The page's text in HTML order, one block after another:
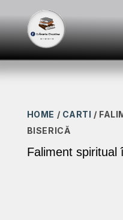
HOME / CARTI /
BISERICĂ
Faliment spiritual